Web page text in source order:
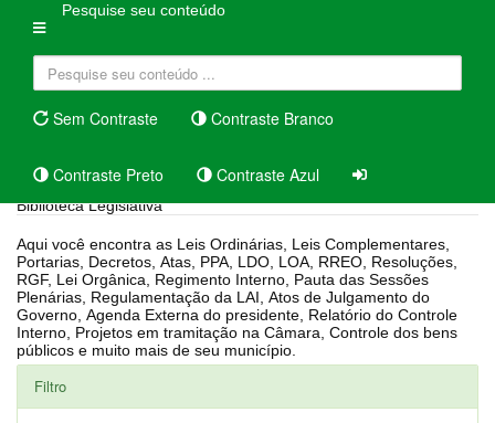
Pesquise seu conteúdo
Sem Contraste Contraste Branco
Contraste Preto Contraste Azul
Biblioteca Legislativa
Aqui você encontra as Leis Ordinárias, Leis Complementares,
Portarias, Decretos, Atas, PPA, LDO, LOA, RREO, Resoluções,
RGF, Lei Orgânica, Regimento Interno, Pauta das Sessões
Plenárias, Regulamentação da LAI, Atos de Julgamento do
Governo, Agenda Externa do presidente, Relatório do Controle
Interno, Projetos em tramitação na Câmara, Controle dos bens
públicos e muito mais de seu município.
Filtro